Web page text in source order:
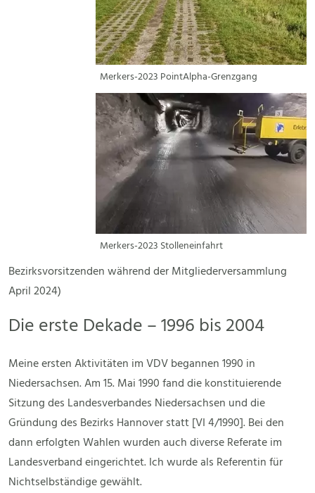
Merkers-2023 PointAlpha-Grenzgang
Merkers-2023 Stolleneinfahrt
Bezirksvorsitzenden während der Mitgliederversammlung
April 2024)
Die erste Dekade – 1996 bis 2004
Meine ersten Aktivitäten im VDV begannen 1990 in
Niedersachsen. Am 15. Mai 1990 fand die konstituierende
Sitzung des Landesverbandes Niedersachsen und die
Gründung des Bezirks Hannover statt [VI 4/1990]. Bei den
dann erfolgten Wahlen wurden auch diverse Referate im
Landesverband eingerichtet. Ich wurde als Referentin für
Nichtselbständige gewählt.